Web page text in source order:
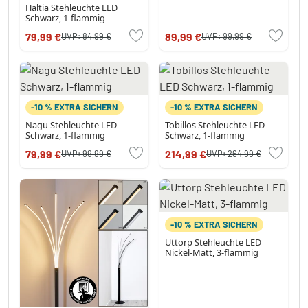
Haltia Stehleuchte LED
Schwarz, 1-flammig
79,99 €UVP:84,99 € 89,99 €UVP:99,99 €
-10 % EXTRA SICHERN
Nagu Stehleuchte LED
Schwarz, 1-flammig
79,99 €UVP:99,99 €
-10 % EXTRA SICHERN
Tobillos Stehleuchte LED
Schwarz, 1-flammig
214,99 €UVP:264,99 €
-10 % EXTRA SICHERN
Uttorp Stehleuchte LED
Nickel-Matt, 3-flammig